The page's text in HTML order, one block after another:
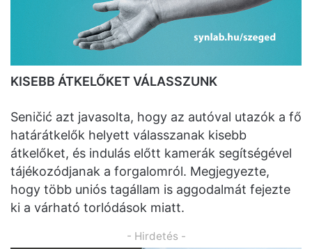
KISEBB ÁTKELŐKET VÁLASSZUNK
Seničić azt javasolta, hogy az autóval utazók a fő
határátkelők helyett válasszanak kisebb
átkelőket, és indulás előtt kamerák segítségével
tájékozódjanak a forgalomról. Megjegyezte,
hogy több uniós tagállam is aggodalmát fejezte
ki a várható torlódások miatt.
- Hirdetés -